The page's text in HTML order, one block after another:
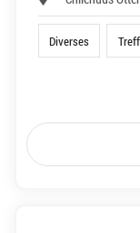
Diverses